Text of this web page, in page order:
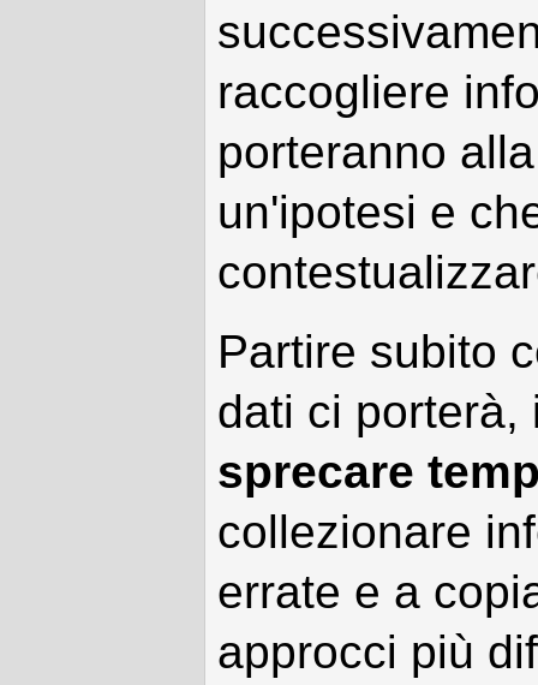
raccogliere
porteranno
un'ipotesi e
Partire subito
dati ci porterà,
sprecare
collezionare
errate e a
approcci più